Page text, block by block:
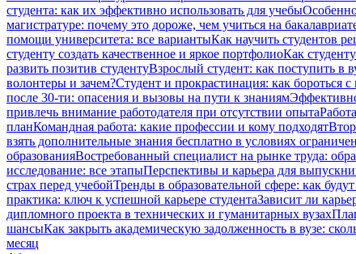
студента: как их эффективно использовать для учебы
магистратуре: почему это дороже, чем учиться на
помощи университета: все вариантыКак научить студентов
студенту создать качественное и яркое портфолиоКак
развить позитив студентуВзрослый студент: как поступить в
волонтеры и зачем?Студент и прокрастинация: как бороться
после 30-ти: опасения и вызовы на пути к знаниям
привлечь внимание работодателя при отсутствии опыта
планКомандная работа: какие профессии и кому подходят
взять дополнительные знания бесплатно в условиях
образованияВостребованный специалист на рынке труда:
исследование: все этапыПерспективы и карьера для
страх перед учебойТренды в образовательной сфере: как
практика: ключ к успешной карьере студентаЗависит ли
дипломного проекта в технических и гуманитарных вузах
шансыКак закрыть академическую задолженность в вузе:
месяц